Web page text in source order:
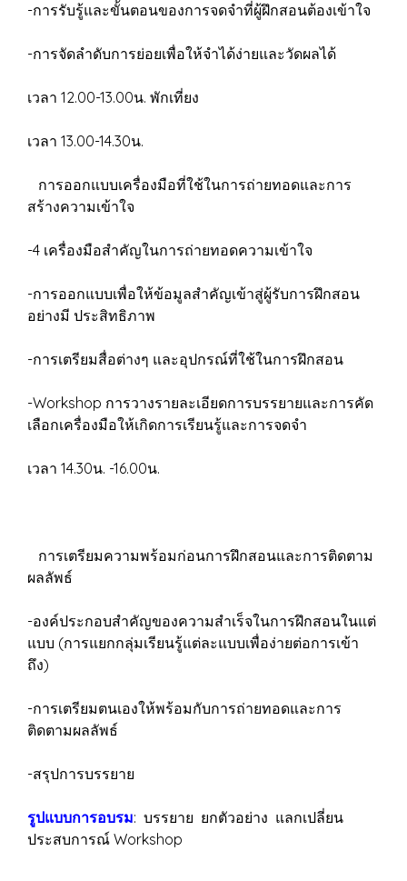
-การรับรู้และขั้นตอนของการจดจําที่ผู้ฝึกสอนต้องเข้าใจ
-การจัดลำดับการย่อยเพื่อให้จำได้ง่ายและวัดผลได้
เวลา 12.00-13.00น. พักเที่ยง
เวลา 13.00-14.30น.
การออกแบบเครื่องมือที่ใช้ในการถ่ายทอดและการ
สร้างความเข้าใจ
-4 เครื่องมือสำคัญในการถ่ายทอดความเข้าใจ
-การออกแบบเพื่อให้ข้อมูลสำคัญเข้าสู่ผู้รับการฝึกสอน
อย่างมี ประสิทธิภาพ
-การเตรียมสื่อต่างๆ และอุปกรณ์ที่ใช้ในการฝึกสอน
-Workshop การวางรายละเอียดการบรรยายและการคัด
เลือกเครื่องมือให้เกิดการเรียนรู้และการจดจํา
เวลา 14.30น. -16.00น.
การเตรียมความพร้อมก่อนการฝึกสอนและการติดตาม
ผลลัพธ์
-องค์ประกอบสำคัญของความสำเร็จในการฝึกสอนในแต่
แบบ (การแยกกลุ่มเรียนรู้แต่ละแบบเพื่อง่ายต่อการเข้า
ถึง)
-การเตรียมตนเองให้พร้อมกับการถ่ายทอดและการ
ติดตามผลลัพธ์
-สรุปการบรรยาย
รูปแบบการอบรม: บรรยาย ยกตัวอย่าง แลกเปลี่ยน
ประสบการณ์ Workshop